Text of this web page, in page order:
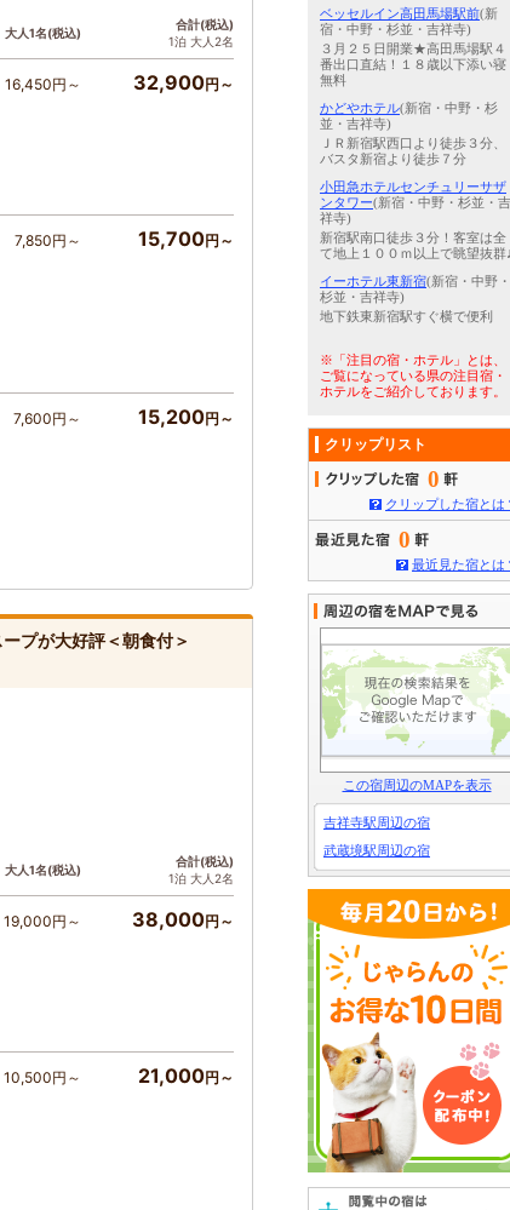
大人1名(税込)
合計(税込)
1泊 大人2名
16,450円～ 32,900円～
7,850円～ 15,700円～
7,600円～ 15,200円～
プが大好評＜朝食付＞
大人1名(税込)
合計(税込)
1泊 大人2名
19,000円～ 38,000円～
10,500円～ 21,000円～
ベッセルイン高田馬場駅前(新
宿・中野・杉並・吉祥寺)
３月２５日開業★高田馬場駅４
番出口直結！１８歳以下添い寝
無料
かどやホテル(新宿・中野・杉
並・吉祥寺)
ＪＲ新宿駅西口より徒歩３分、
バスタ新宿より徒歩７分
小田急ホテルセンチュリーサザ
ンタワー(新宿・中野・杉並・吉
祥寺)
新宿駅南口徒歩３分！客室は全
て地上１００ｍ以上で眺望抜群
イーホテル東新宿(新宿・中野・
杉並・吉祥寺)
地下鉄東新宿駅すぐ横で便利
※「注目の宿・ホテル」とは、
ご覧になっている県の注目宿・
ホテルをご紹介しております。
クリップリスト
0
クリップした宿とは
0
最近見た宿とは
この宿周辺のMAPを表示
吉祥寺駅周辺の宿
武蔵境駅周辺の宿